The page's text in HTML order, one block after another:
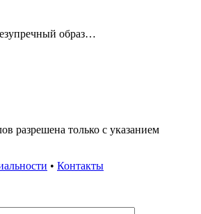
образ…
разрешена только с указанием
• Контакты